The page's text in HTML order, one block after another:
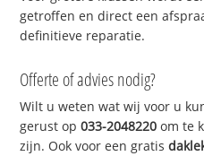
getroffen en direct een
definitieve reparatie.
Offerte of advies nodig?
Wilt u weten wat wij voor u
gerust op033-2048220 om te
zijn. Ook voor een gratis